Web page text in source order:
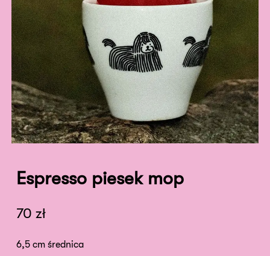
Espresso piesek mop
70 zł
6,5 cm średnica